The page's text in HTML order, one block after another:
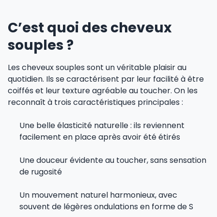
C’est quoi des cheveux
souples ?
Les cheveux souples sont un véritable plaisir au
quotidien. Ils se caractérisent par leur facilité à être
coiffés et leur texture agréable au toucher. On les
reconnaît à trois caractéristiques principales :
Une belle élasticité naturelle : ils reviennent
facilement en place après avoir été étirés
Une douceur évidente au toucher, sans sensation
de rugosité
Un mouvement naturel harmonieux, avec
souvent de légères ondulations en forme de S